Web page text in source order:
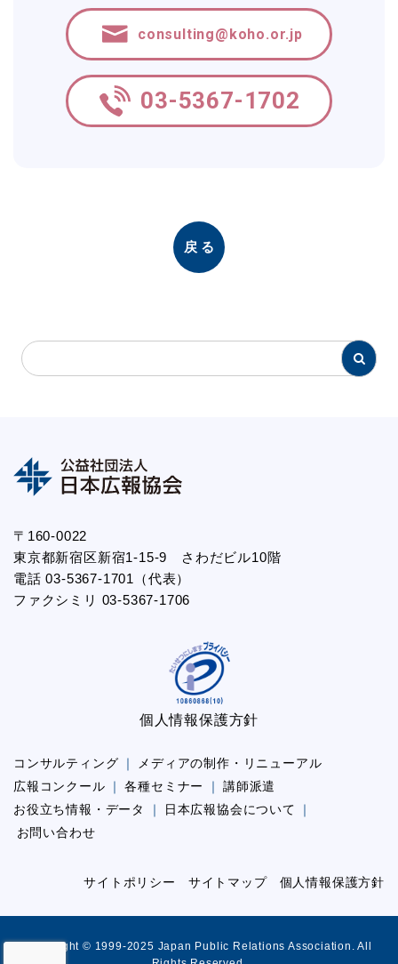
consulting@koho.or.jp
03-5367-1702
戻る
〒160-0022
東京都新宿区新宿1-15-9 さわだビル10階
電話 03-5367-1701（代表）
ファクシミリ 03-5367-1706
個人情報保護方針
コンサルティング
メディアの制作・リニューアル
広報コンクール
各種セミナー
講師派遣
お役立ち情報・データ
日本広報協会について
お問い合わせ
サイトポリシー サイトマップ 個人情報保護方針
Copyright © 1999-2025 Japan Public Relations Association. All